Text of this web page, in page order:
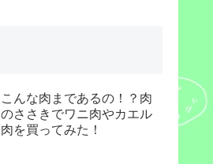
こんな肉まであるの！？肉
のささきでワニ肉やカエル
肉を買ってみた！